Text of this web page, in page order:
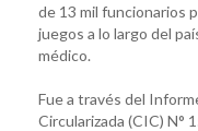
de 13 mil funcionarios
juegos a lo largo del
médico.
Fue a través del
Circularizada (CIC) N°